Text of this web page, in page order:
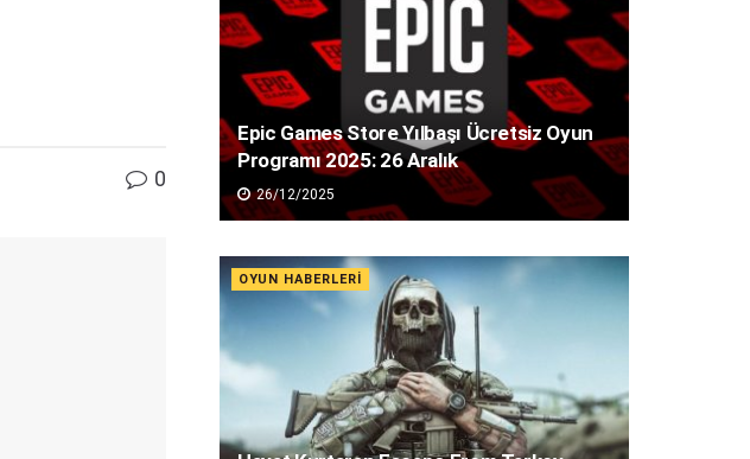
0
Epic Games Store Yılbaşı Ücretsiz Oyun
Programı 2025: 26 Aralık
26/12/2025
OYUN HABERLERI